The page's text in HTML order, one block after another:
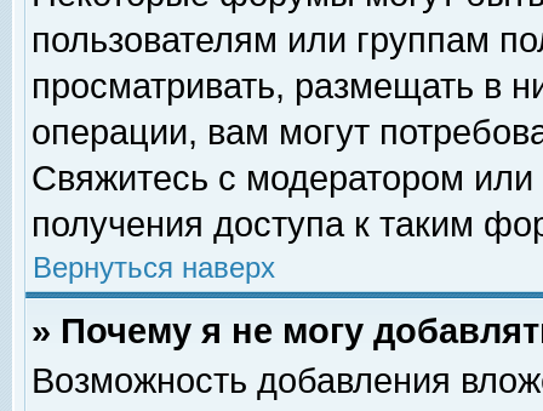
пользователям или группам
просматривать, размещать в
операции, вам могут
Свяжитесь с модератором
получения доступа к таким
Вернуться наверх
» Почему я не могу
Возможность добавления